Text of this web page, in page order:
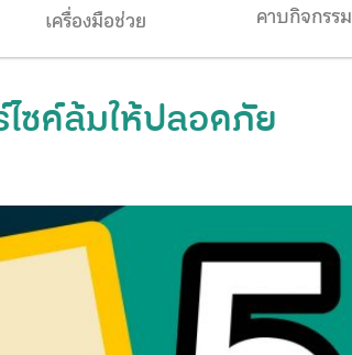
เครื่องมือช่วย คาบกิจกรรม
ซค์ล้มให้ปลอดภัย